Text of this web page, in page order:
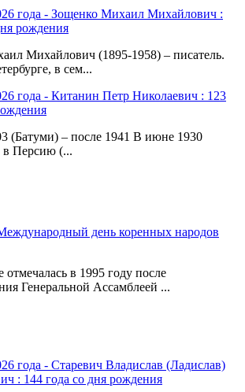
года - Зощенко Михаил Михайлович :
рождения
Михайлович (1895-1958) – писатель.
в сем...
года - Китанин Петр Николаевич : 123
(Батуми) – после 1941 В июне 1930
в Персию (...
день коренных народов
отмечалась в 1995 году после
Генеральной Ассамблеей ...
года - Старевич Владислав (Ладислав)
: 144 года со дня рождения